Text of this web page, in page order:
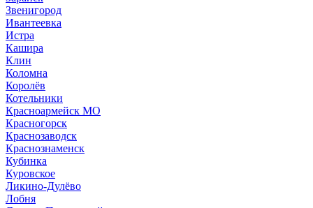
Звенигород
Ивантеевка
Истра
Кашира
Клин
Коломна
Королёв
Котельники
Красноармейск МО
Красногорск
Краснозаводск
Краснознаменск
Кубинка
Куровское
Ликино-Дулёво
Лобня